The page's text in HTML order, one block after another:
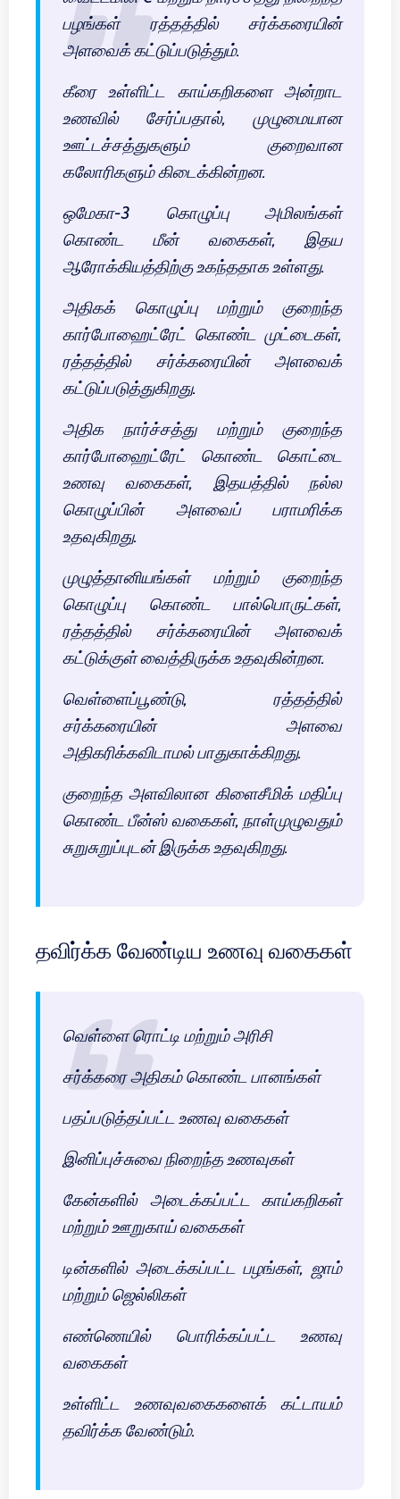
பழங்கள் ரத்தத்தில் சர்க்கரையின்
அளவைக் கட்டுப்படுத்தும்.
கீரை உள்ளிட்ட காய்கறிகளை அன்றாட
உணவில் சேர்ப்பதால், முழுமையான
ஊட்டச்சத்துகளும் குறைவான
கலோரிகளும் கிடைக்கின்றன.
ஒமேகா-3 கொழுப்பு அமிலங்கள்
கொண்ட மீன் வகைகள், இதய
ஆரோக்கியத்திற்கு உகந்ததாக உள்ளது.
அதிகக் கொழுப்பு மற்றும் குறைந்த
கார்போஹைட்ரேட் கொண்ட முட்டைகள்,
ரத்தத்தில் சர்க்கரையின் அளவைக்
கட்டுப்படுத்துகிறது.
அதிக நார்ச்சத்து மற்றும் குறைந்த
கார்போஹைட்ரேட் கொண்ட கொட்டை
உணவு வகைகள், இதயத்தில் நல்ல
கொழுப்பின் அளவைப் பராமரிக்க
உதவுகிறது.
முழுத்தானியங்கள் மற்றும் குறைந்த
கொழுப்பு கொண்ட பால்பொருட்கள்,
ரத்தத்தில் சர்க்கரையின் அளவைக்
கட்டுக்குள் வைத்திருக்க உதவுகின்றன.
வெள்ளைப்பூண்டு, ரத்தத்தில்
சர்க்கரையின் அளவை
அதிகரிக்கவிடாமல் பாதுகாக்கிறது.
குறைந்த அளவிலான கிளைசீமிக் மதிப்பு
கொண்ட பீன்ஸ் வகைகள், நாள்முழுவதும்
சுறுசுறுப்புடன் இருக்க உதவுகிறது.
தவிர்க்க வேண்டிய உணவு வகைகள்
வெள்ளை ரொட்டி மற்றும் அரிசி
சர்க்கரை அதிகம் கொண்ட பானங்கள்
பதப்படுத்தப்பட்ட உணவு வகைகள்
இனிப்புச்சுவை நிறைந்த உணவுகள்
கேன்களில் அடைக்கப்பட்ட காய்கறிகள்
மற்றும் ஊறுகாய் வகைகள்
டின்களில் அடைக்கப்பட்ட பழங்கள், ஜாம்
மற்றும் ஜெல்லிகள்
எண்ணெயில் பொரிக்கப்பட்ட உணவு
வகைகள்
உள்ளிட்ட உணவுவகைகளைக் கட்டாயம்
தவிர்க்க வேண்டும்.